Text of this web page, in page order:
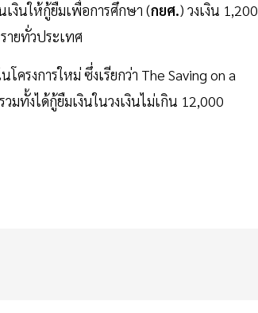
เงินให้กู้ยืมเพื่อการศึกษา (กยศ.) วงเงิน 1,200
ายทั่วประเทศ
รงการใหม่ ซึ่งเรียกว่า The Saving on a
มทั้งได้กู้ยืมเงินในวงเงินไม่เกิน 12,000